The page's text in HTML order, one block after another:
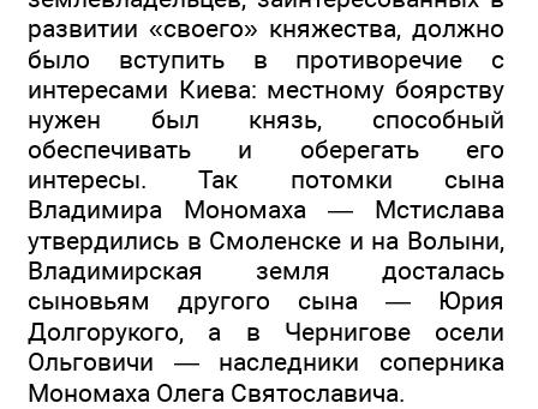
развитии «своего» княжества, должно
было вступить в противоречие с
интересами Киева: местному боярству
нужен был князь, способный
обеспечивать и оберегать его
интересы. Так потомки сына
Владимира Мономаха — Мстислава
утвердились в Смоленске и на Волыни,
Владимирская земля досталась
сыновьям другого сына — Юрия
Долгорукого, а в Чернигове осели
Ольговичи — наследники соперника
Мономаха Олега Святославича.